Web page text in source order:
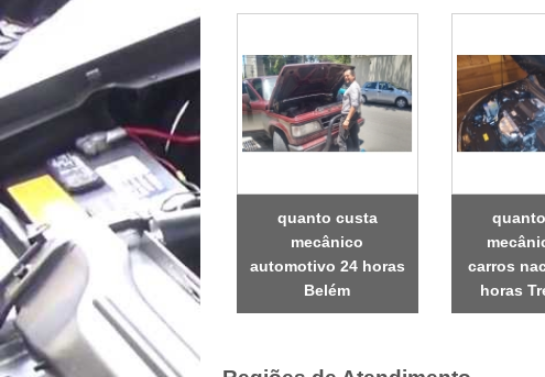
quanto custa
mecânico
automotivo 24 horas
Belém
carros
horas